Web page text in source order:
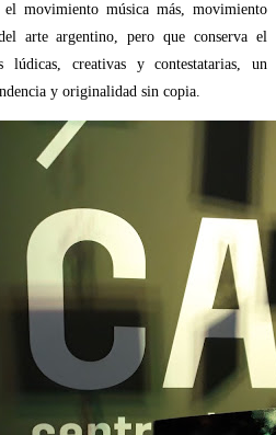
movimiento música más, movimiento
arte argentino, pero que conserva el
lúdicas, creativas y contestatarias, un
y originalidad sin copia.